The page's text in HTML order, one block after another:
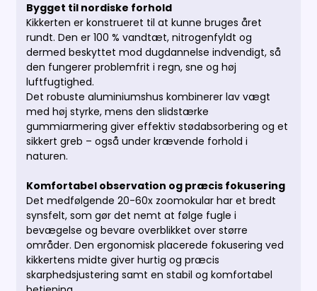
Bygget til nordiske forhold
Kikkerten er konstrueret til at kunne bruges året
rundt. Den er 100 % vandtæt, nitrogenfyldt og
dermed beskyttet mod dugdannelse indvendigt, så
den fungerer problemfrit i regn, sne og høj
luftfugtighed.
Det robuste aluminiumshus kombinerer lav vægt
med høj styrke, mens den slidstærke
gummiarmering giver effektiv stødabsorbering og et
sikkert greb – også under krævende forhold i
naturen.
Komfortabel observation og præcis fokusering
Det medfølgende 20-60x zoomokular har et bredt
synsfelt, som gør det nemt at følge fugle i
bevægelse og bevare overblikket over større
områder. Den ergonomisk placerede fokusering ved
kikkertens midte giver hurtig og præcis
skarphedsjustering samt en stabil og komfortabel